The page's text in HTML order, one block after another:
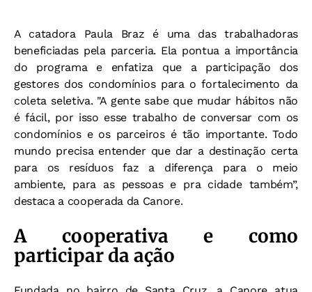
A catadora Paula Braz é uma das trabalhadoras
beneficiadas pela parceria. Ela pontua a importância
do programa e enfatiza que a participação dos
gestores dos condomínios para o fortalecimento da
coleta seletiva. "A gente sabe que mudar hábitos não
é fácil, por isso esse trabalho de conversar com os
condomínios e os parceiros é tão importante. Todo
mundo precisa entender que dar a destinação certa
para os resíduos faz a diferença para o meio
ambiente, para as pessoas e pra cidade também”,
destaca a cooperada da Canore.
A cooperativa e como
participar da ação